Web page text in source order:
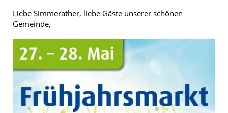
Liebe Simmerather, liebe Gäste unserer schönen
Gemeinde,